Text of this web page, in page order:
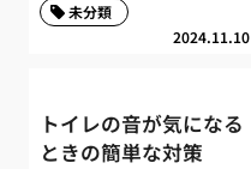
2024.11.10
未分類
トイレの音が気になる
ときの簡単な対策